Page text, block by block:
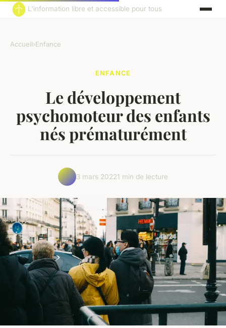
L'information libre et accessible pour tous
Accueil›Enfance
ENFANCE
Le développement
psychomoteur des enfants
nés prématurément
3 mars 20221 min de lecture